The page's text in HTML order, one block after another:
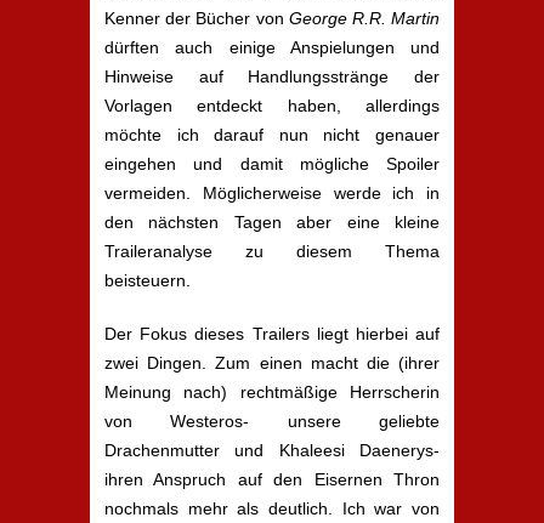
Kenner der Bücher von George R.R. Martin
dürften auch einige Anspielungen und
Hinweise auf Handlungsstränge der
Vorlagen entdeckt haben, allerdings
möchte ich darauf nun nicht genauer
eingehen und damit mögliche Spoiler
vermeiden. Möglicherweise werde ich in
den nächsten Tagen aber eine kleine
Traileranalyse zu diesem Thema
beisteuern.
Der Fokus dieses Trailers liegt hierbei auf
zwei Dingen. Zum einen macht die (ihrer
Meinung nach) rechtmäßige Herrscherin
von Westeros- unsere geliebte
Drachenmutter und Khaleesi Daenerys-
ihren Anspruch auf den Eisernen Thron
nochmals mehr als deutlich. Ich war von